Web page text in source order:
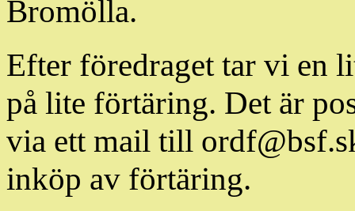
Bromölla.
Efter föredraget tar vi en
på lite förtäring. Det är
via ett mail till
inköp av förtäring.